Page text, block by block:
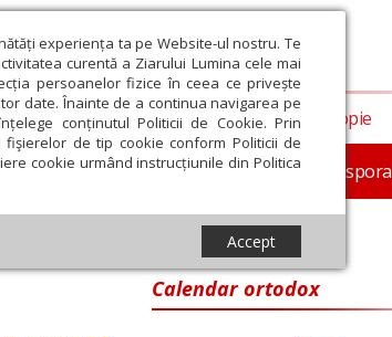
experiența ta pe Website-ul nostru. Te
curentă a Ziarului Lumina cele mai
persoanelor fizice în ceea ce privește
date. Înainte de a continua navigarea pe
conținutul Politicii de Cookie. Prin
de tip cookie conform Politicii de
cookie urmând instrucțiunile din Politica
Accept
Documentar In memoriam Diaspora
Societate Opinii Filantropie
Calendar ortodox